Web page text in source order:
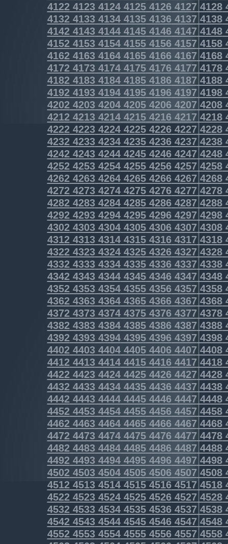
4122412341244125412641274128
4132413341344135413641374138
4142414341444145414641474148
4152415341544155415641574158
4162416341644165416641674168
4172417341744175417641774178
418241834184418541864187 4188
4192419341944195419641974198
420242034204420542064207 4208
421242134214421542164217 4218
4222422342244225422642274228
4232423342344235423642374238
4242424342444245424642474248
4252425342544255425642574258
4262426342644265426642674268
4272427342744275427642774278
4282428342844285428642874288
4292429342944295429642974298
4302430343044305430643074308
4312431343144315431643174318
4322432343244325432643274328
4332433343344335433643374338
4342434343444345434643474348
4352435343544355435643574358
4362436343644365436643674368
4372437343744375437643774378
4382438343844385438643874388
4392439343944395439643974398
4402440344044405440644074408
4412441344144415441644174418
4422442344244425442644274428
4432443344344435443644374438
4442444344444445444644474448
4452445344544455445644574458
4462446344644465446644674468
447244734474447544764477 4478
448244834484448544864487 4488
449244934494449544964497 4498
450245034504450545064507 4508
4512451345144515451645174518
4522452345244525452645274528
4532453345344535453645374538
4542454345444545454645474548
4552455345544555455645574558